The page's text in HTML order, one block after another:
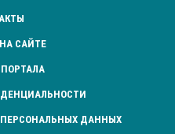
САЙТЕ
ПЕРСОНАЛЬНЫХ ДАННЫХ